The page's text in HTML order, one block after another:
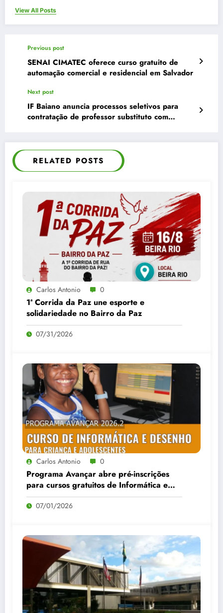
View All Posts
Previous post
SENAI CIMATEC oferece curso gratuito de
automação comercial e residencial em Salvador
Next post
IF Baiano anuncia processos seletivos para
contratação de professor substituto com
RELATED POSTS
Carlos Antonio 0
1ª Corrida da Paz une esporte e
solidariedade no Bairro da Paz
07/31/2026
Carlos Antonio 0
Programa Avançar abre pré-inscrições
para cursos gratuitos de Informática e
Desenho no Bairro da Paz
07/01/2026